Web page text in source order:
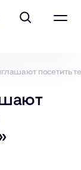
посетить